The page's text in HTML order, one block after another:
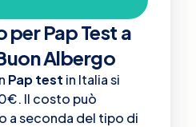
per Pap Test a
Albergo
Pap test in Italia si
Il costo può
a seconda del tipo di